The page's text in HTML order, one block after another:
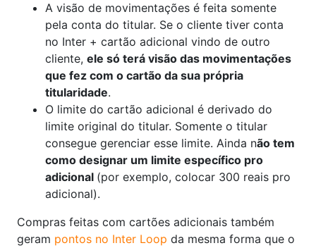
A visão de movimentações é feita somente
pela conta do titular. Se o cliente tiver conta
no Inter + cartão adicional vindo de outro
cliente, ele só terá visão das movimentações
que fez com o cartão da sua própria
titularidade.
O limite do cartão adicional é derivado do
limite original do titular. Somente o titular
consegue gerenciar esse limite. Ainda não tem
como designar um limite específico pro
adicional (por exemplo, colocar 300 reais pro
adicional).
Compras feitas com cartões adicionais também
geram pontos no Inter Loop da mesma forma que o